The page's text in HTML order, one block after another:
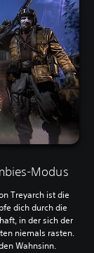
Modus
Treyarch ist die
dich durch die
in der sich der
niemals rasten.
Wahnsinn.